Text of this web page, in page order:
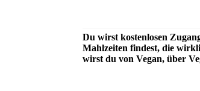
Du wirst kostenlosen
Mahlzeiten findest, die
wirst du von Vegan, über